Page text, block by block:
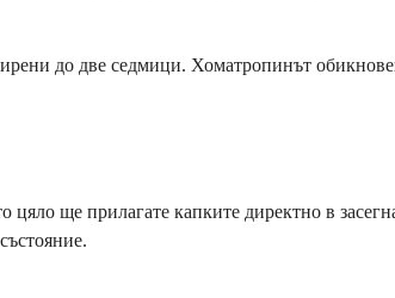
до две седмици. Хоматропинът
ще прилагате капките директно в